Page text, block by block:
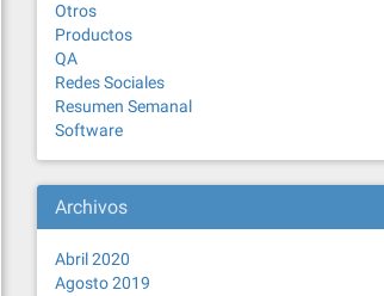
Otros
Productos
QA
Redes Sociales
Resumen Semanal
Software
Archivos
Abril 2020
Agosto 2019